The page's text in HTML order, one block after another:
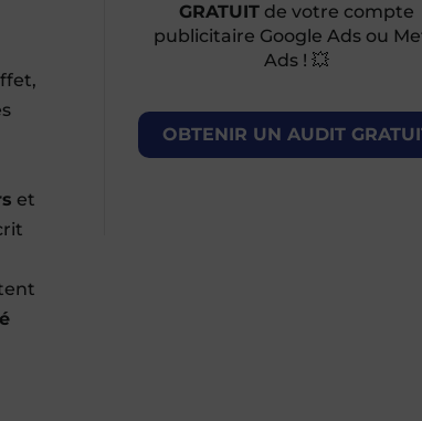
et
GRATUIT de votre compte
publicitaire Google Ads ou
Ads ! 💥
OBTENIR UN AUDIT